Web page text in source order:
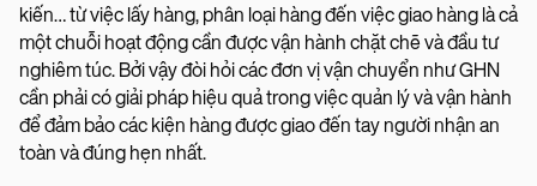
kiến… từ việc lấy hàng, phân loại hàng đến việc giao hàng là cả
một chuỗi hoạt động cần được vận hành chặt chẽ và đầu tư
nghiêm túc. Bởi vậy đòi hỏi các đơn vị vận chuyển như GHN
cần phải có giải pháp hiệu quả trong việc quản lý và vận hành
để đảm bảo các kiện hàng được giao đến tay người nhận an
toàn và đúng hẹn nhất.